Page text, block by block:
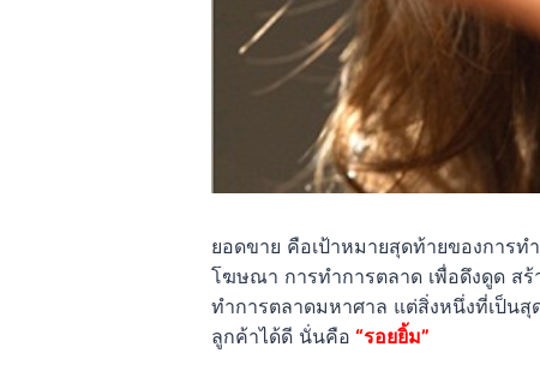
ยอดขาย คือเป้าหมายสุดท้ายของการ
โฆษณา การทำการตลาด เพื่อดึงดูด ส
ทำการตลาดมหาศาล แต่สิ่งหนึ่งที่เป็น
ลูกค้าได้ดี นั่นคือ “รอยยิ้ม”